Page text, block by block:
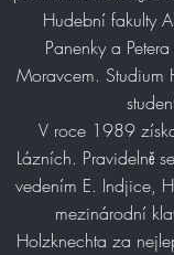
Hudební fakulty
Panenky a
Moravcem. Studium
V roce 1989
Lázních. Pravidelně
vedením E. Indjice,
mezinárodní
Holzknechta za